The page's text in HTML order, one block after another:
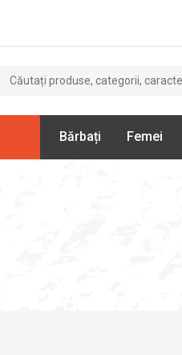
Bărbați Femei